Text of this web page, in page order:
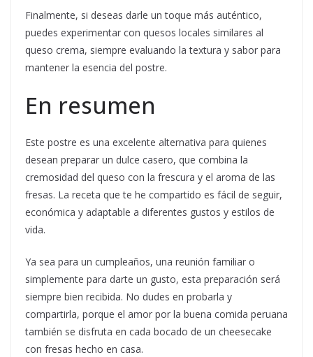
Finalmente, si deseas darle un toque más auténtico,
puedes experimentar con quesos locales similares al
queso crema, siempre evaluando la textura y sabor para
mantener la esencia del postre.
En resumen
Este postre es una excelente alternativa para quienes
desean preparar un dulce casero, que combina la
cremosidad del queso con la frescura y el aroma de las
fresas. La receta que te he compartido es fácil de seguir,
económica y adaptable a diferentes gustos y estilos de
vida.
Ya sea para un cumpleaños, una reunión familiar o
simplemente para darte un gusto, esta preparación será
siempre bien recibida. No dudes en probarla y
compartirla, porque el amor por la buena comida peruana
también se disfruta en cada bocado de un cheesecake
con fresas hecho en casa.